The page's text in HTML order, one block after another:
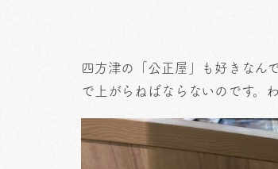
四方津の「公正屋」も好きなん
で上がらねばならないのです。